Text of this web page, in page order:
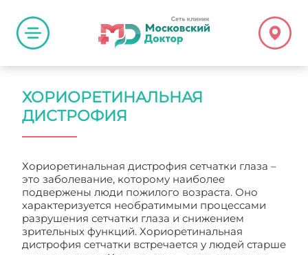
ХОРИОРЕТИНАЛЬНАЯ
ДИСТРОФИЯ
Хориоретинальная дистрофия сетчатки глаза –
это заболевание, которому наиболее
подвержены люди пожилого возраста. Оно
характеризуется необратимыми процессами
разрушения сетчатки глаза и снижением
зрительных функций. Хориоретинальная
дистрофия сетчатки встречается у людей старше